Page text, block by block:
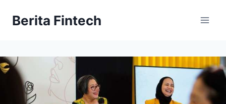
Berita Fintech